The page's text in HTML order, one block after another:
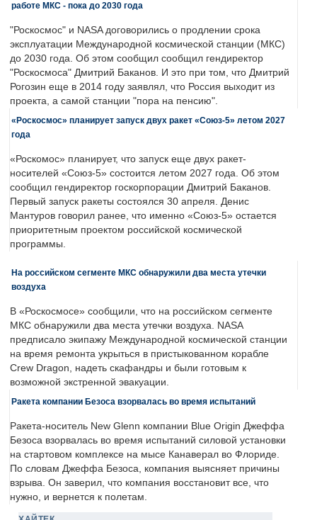
работе МКС - пока до 2030 года
"Роскосмос" и NASA договорились о продлении срока
эксплуатации Международной космической станции (МКС)
до 2030 года. Об этом сообщил сообщил гендиректор
"Роскосмоса" Дмитрий Баканов. И это при том, что Дмитрий
Рогозин еще в 2014 году заявлял, что Россия выходит из
проекта, а самой станции "пора на пенсию".
«Роскосмос» планирует запуск двух ракет «Союз-5» летом 2027
года
«Роскомос» планирует, что запуск еще двух ракет-
носителей «Союз-5» состоится летом 2027 года. Об этом
сообщил гендиректор госкорпорации Дмитрий Баканов.
Первый запуск ракеты состоялся 30 апреля. Денис
Мантуров говорил ранее, что именно «Союз-5» остается
приоритетным проектом российской космической
программы.
На российском сегменте МКС обнаружили два места утечки
воздуха
В «Роскосмосе» сообщили, что на российском сегменте
МКС обнаружили два места утечки воздуха. NASA
предписало экипажу Международной космической станции
на время ремонта укрыться в пристыкованном корабле
Crew Dragon, надеть скафандры и были готовым к
возможной экстренной эвакуации.
Ракета компании Безоса взорвалась во время испытаний
Ракета-носитель New Glenn компании Blue Origin Джеффа
Безоса взорвалась во время испытаний силовой установки
на стартовом комплексе на мысе Канаверал во Флориде.
По словам Джеффа Безоса, компания выясняет причины
взрыва. Он заверил, что компания восстановит все, что
нужно, и вернется к полетам.